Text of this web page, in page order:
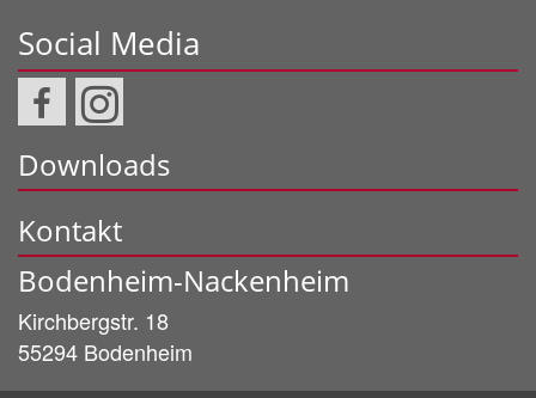
Social Media
Downloads
Kontakt
Bodenheim-Nackenheim
Kirchbergstr. 18
55294 Bodenheim